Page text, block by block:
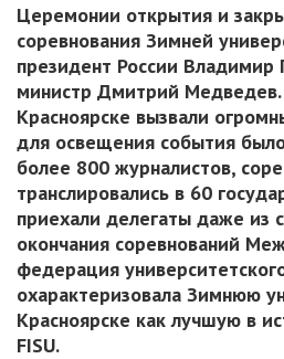
Церемонии открытия и
соревнования Зимней
президент России
министр Дмитрий Медведев.
Красноярске вызвали
для освещения события
более 800 журналистов,
транслировались в 60
приехали делегаты даже из
окончания соревнований
федерация
охарактеризовала Зимнюю
Красноярске как лучшую в
FISU.